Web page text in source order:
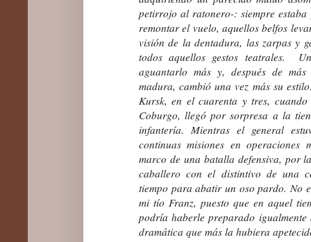
petirrojo al ratonero-: siempre
remontar el vuelo, aquellos belfos
visión de la dentadura, las zarpas y
todos aquellos gestos teatrales.
aguantarlo más y, después de
madura, cambió una vez más su
Kursk, en el cuarenta y tres,
Coburgo, llegó por sorpresa a la
infantería. Mientras el general
continuas misiones en operaciones
marco de una batalla defensiva, por
caballero con el distintivo de una
tiempo para abatir un oso pardo. No
mi tío Franz, puesto que en aquel
podría haberle preparado
dramática que más la hubiera